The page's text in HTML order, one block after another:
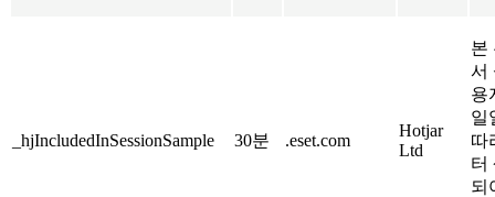
_hjIncludedInSessionSample 30분 .eset.com
Hotjar
Ltd
본
서
용
일
따
터
되